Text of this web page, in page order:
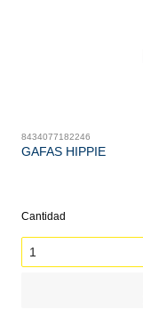
8434077182246
GAFAS HIPPIE
Cantidad